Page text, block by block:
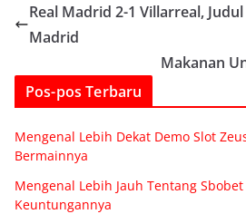
Real Madrid 2-1 Villarreal,
Madrid
Makanan
Pos-pos Terbaru
Mengenal Lebih Dekat Demo Slot
Bermainnya
Mengenal Lebih Jauh Tentang
Keuntungannya